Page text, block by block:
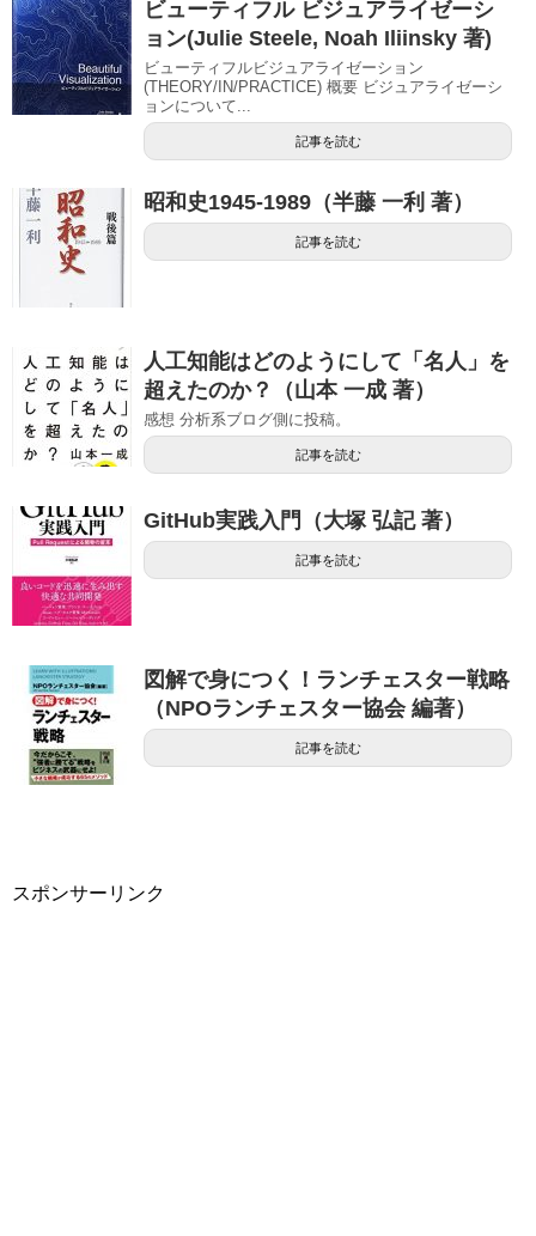
ビューティフル ビジュアライゼーシ
ョン(Julie Steele, Noah Iliinsky 著)
ビューティフルビジュアライゼーション
(THEORY/IN/PRACTICE) 概要 ビジュアライゼーシ
ョンについて...
記事を読む
昭和史1945-1989（半藤 一利 著）
記事を読む
人工知能はどのようにして「名人」を
超えたのか？（山本 一成 著）
感想 分析系ブログ側に投稿。
記事を読む
GitHub実践入門（大塚 弘記 著）
記事を読む
図解で身につく！ランチェスター戦略
（NPOランチェスター協会 編著）
記事を読む
スポンサーリンク